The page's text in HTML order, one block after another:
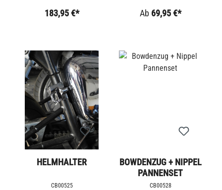
183,95 €* Ab 69,95 €*
HELMHALTER
CB00525
BOWDENZUG + NIPPEL
PANNENSET
CB00528